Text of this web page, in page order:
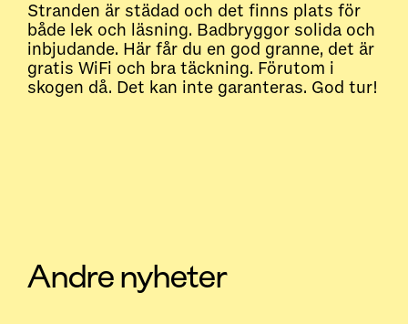
Stranden är städad och det finns plats för
både lek och läsning. Badbryggor solida och
inbjudande. Här får du en god granne, det är
gratis WiFi och bra täckning. Förutom i
skogen då. Det kan inte garanteras. God tur!
Andre nyheter